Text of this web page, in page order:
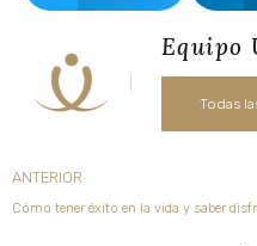
Equipo
Todas
Ant
ANTERIOR